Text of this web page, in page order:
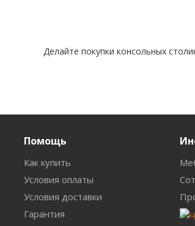
Делайте покупки консольных
Помощь
Как купить
Условия оплаты
Условия доставки
Гарантия